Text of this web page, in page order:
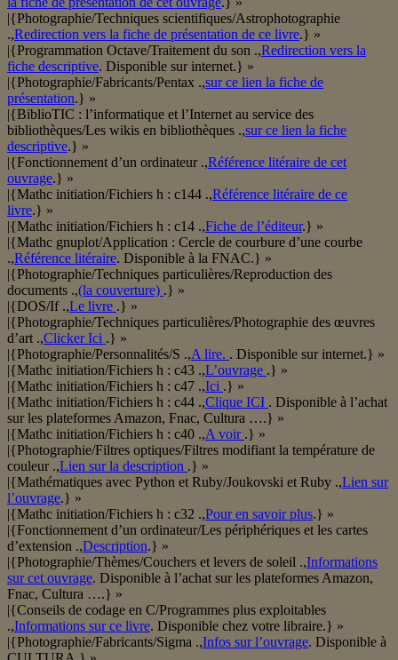
|{Photographie/Techniques scientifiques/Astrophotographie
.,Redirection vers la fiche de présentation de ce livre.} »
|{Programmation Octave/Traitement du son .,Redirection vers la
fiche descriptive. Disponible sur internet.} »
|{Photographie/Fabricants/Pentax .,sur ce lien la fiche de
présentation.} »
|{BiblioTIC : l’informatique et l’Internet au service des
bibliothèques/Les wikis en bibliothèques .,sur ce lien la fiche
descriptive.} »
|{Fonctionnement d’un ordinateur .,Référence litéraire de cet
ouvrage.} »
|{Mathc initiation/Fichiers h : c144 .,Référence litéraire de ce
livre.} »
|{Mathc initiation/Fichiers h : c14 .,Fiche de l’éditeur.} »
|{Mathc gnuplot/Application : Cercle de courbure d’une courbe
.,Référence litéraire. Disponible à la FNAC.} »
|{Photographie/Techniques particulières/Reproduction des
documents .,(la couverture) .} »
|{DOS/If .,Le livre .} »
|{Photographie/Techniques particulières/Photographie des œuvres
d’art .,Clicker Ici .} »
|{Photographie/Personnalités/S .,A lire. . Disponible sur internet.} »
|{Mathc initiation/Fichiers h : c43 .,L’ouvrage .} »
|{Mathc initiation/Fichiers h : c47 .,Ici .} »
|{Mathc initiation/Fichiers h : c44 .,Clique ICI . Disponible à l’achat
sur les plateformes Amazon, Fnac, Cultura ….} »
|{Mathc initiation/Fichiers h : c40 .,A voir .} »
|{Photographie/Filtres optiques/Filtres modifiant la température de
couleur .,Lien sur la description .} »
|{Mathématiques avec Python et Ruby/Joukovski et Ruby .,Lien sur
l’ouvrage.} »
|{Mathc initiation/Fichiers h : c32 .,Pour en savoir plus.} »
|{Fonctionnement d’un ordinateur/Les périphériques et les cartes
d’extension .,Description.} »
|{Photographie/Thèmes/Couchers et levers de soleil .,Informations
sur cet ouvrage. Disponible à l’achat sur les plateformes Amazon,
Fnac, Cultura ….} »
|{Conseils de codage en C/Programmes plus exploitables
.,Informations sur ce livre. Disponible chez votre libraire.} »
|{Photographie/Fabricants/Sigma .,Infos sur l’ouvrage. Disponible à